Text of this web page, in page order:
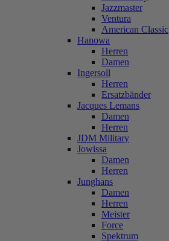
Jazzmaster
Ventura
American Classic
Hanowa
Herren
Damen
Ingersoll
Herren
Ersatzbänder
Jacques Lemans
Damen
Herren
JDM Military
Jowissa
Damen
Herren
Junghans
Damen
Herren
Meister
Force
Spektrum